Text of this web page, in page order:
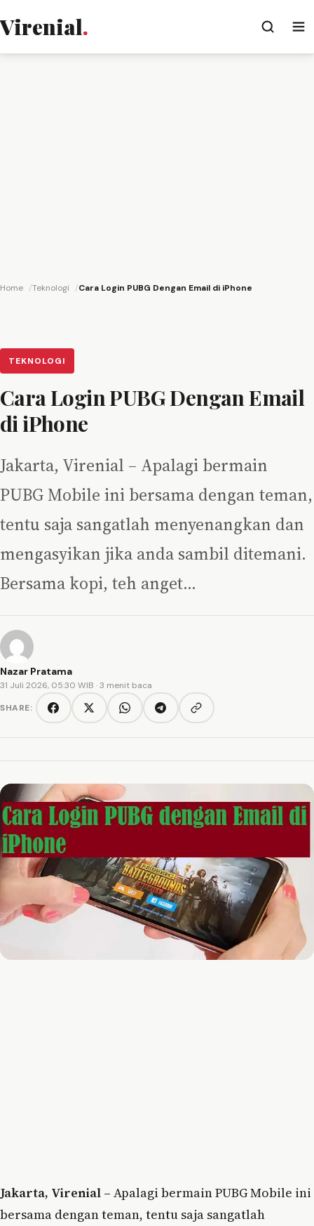
Virenial.
Home Teknologi Cara Login PUBG Dengan Email di iPhone
TEKNOLOGI
Cara Login PUBG Dengan Email
di iPhone
Jakarta, Virenial – Apalagi bermain
PUBG Mobile ini bersama dengan teman,
tentu saja sangatlah menyenangkan dan
mengasyikan jika anda sambil ditemani.
Bersama kopi, teh anget…
Nazar Pratama
31 Juli 2026, 05:30 WIB · 3 menit baca
SHARE:
FacebookTwitter/XWhatsAppTelegramCopy link
Jakarta, Virenial – Apalagi bermain PUBG Mobile ini
bersama dengan teman, tentu saja sangatlah